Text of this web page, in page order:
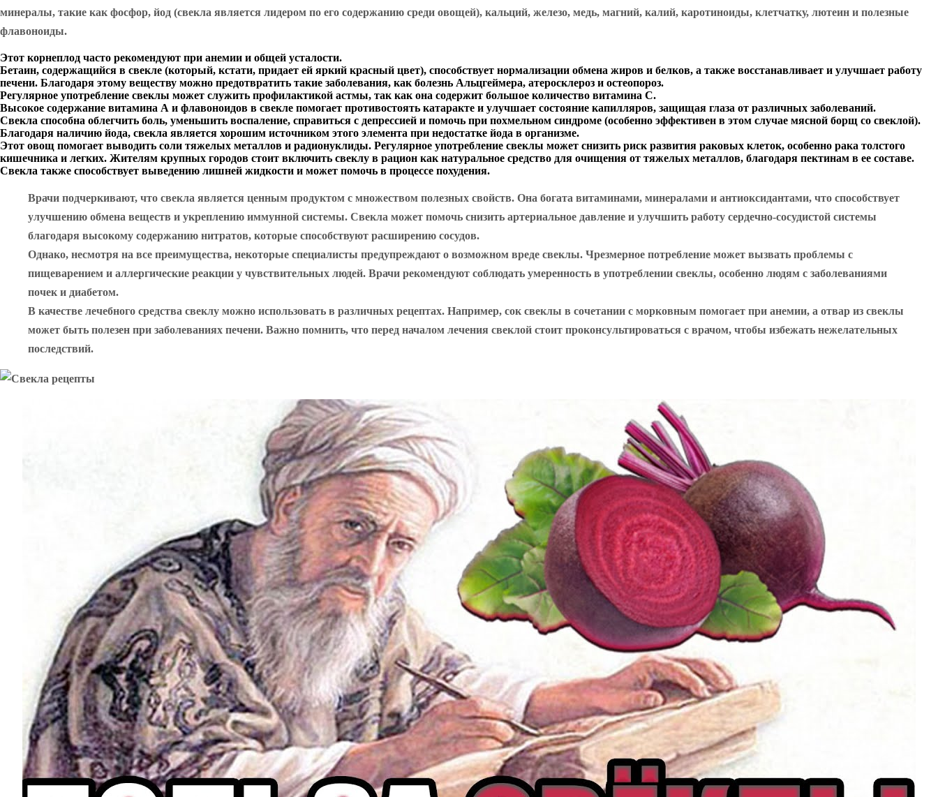
минералы, такие как фосфор, йод (свекла является лидером по его содержанию среди овощей), кальций, железо, медь, магний, калий, каротиноиды, клетчатку, лютеин и полезные
флавоноиды.
Этот корнеплод часто рекомендуют при анемии и общей усталости.
Бетаин, содержащийся в свекле (который, кстати, придает ей яркий красный цвет), способствует нормализации обмена жиров и белков, а также восстанавливает и улучшает работу
печени. Благодаря этому веществу можно предотвратить такие заболевания, как болезнь Альцгеймера, атеросклероз и остеопороз.
Регулярное употребление свеклы может служить профилактикой астмы, так как она содержит большое количество витамина С.
Высокое содержание витамина А и флавоноидов в свекле помогает противостоять катаракте и улучшает состояние капилляров, защищая глаза от различных заболеваний.
Свекла способна облегчить боль, уменьшить воспаление, справиться с депрессией и помочь при похмельном синдроме (особенно эффективен в этом случае мясной борщ со свеклой).
Благодаря наличию йода, свекла является хорошим источником этого элемента при недостатке йода в организме.
Этот овощ помогает выводить соли тяжелых металлов и радионуклиды. Регулярное употребление свеклы может снизить риск развития раковых клеток, особенно рака толстого
кишечника и легких. Жителям крупных городов стоит включить свеклу в рацион как натуральное средство для очищения от тяжелых металлов, благодаря пектинам в ее составе.
Свекла также способствует выведению лишней жидкости и может помочь в процессе похудения.
Врачи подчеркивают, что свекла является ценным продуктом с множеством полезных свойств. Она богата витаминами, минералами и антиоксидантами, что способствует
улучшению обмена веществ и укреплению иммунной системы. Свекла может помочь снизить артериальное давление и улучшить работу сердечно-сосудистой системы
благодаря высокому содержанию нитратов, которые способствуют расширению сосудов.
Однако, несмотря на все преимущества, некоторые специалисты предупреждают о возможном вреде свеклы. Чрезмерное потребление может вызвать проблемы с
пищеварением и аллергические реакции у чувствительных людей. Врачи рекомендуют соблюдать умеренность в употреблении свеклы, особенно людям с заболеваниями
почек и диабетом.
В качестве лечебного средства свеклу можно использовать в различных рецептах. Например, сок свеклы в сочетании с морковным помогает при анемии, а отвар из свеклы
может быть полезен при заболеваниях печени. Важно помнить, что перед началом лечения свеклой стоит проконсультироваться с врачом, чтобы избежать нежелательных
последствий.